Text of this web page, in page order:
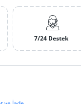
7/24 Destek